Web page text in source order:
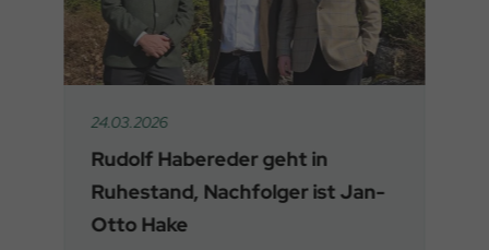
24.03.2026
Rudolf Habereder geht in
Ruhestand, Nachfolger ist Jan-
Otto Hake